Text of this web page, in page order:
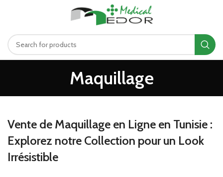
Maquillage
Vente de Maquillage en Ligne en Tunisie :
Explorez notre Collection pour un Look
Irrésistible